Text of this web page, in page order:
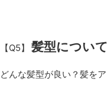
【Q5】 髪型につい
どんな髪型が良い？髪を